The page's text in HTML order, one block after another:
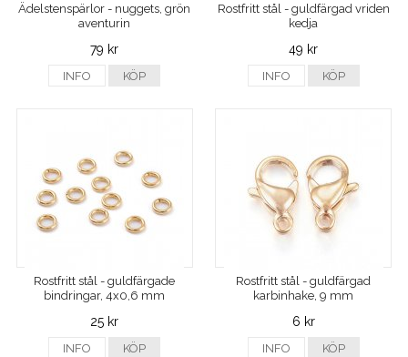
Ädelstenspärlor - nuggets, grön
aventurin
79 kr
INFO KÖP
Rostfritt stål - guldfärgad vriden
kedja
49 kr
INFO KÖP
Rostfritt stål - guldfärgade
bindringar, 4x0,6 mm
25 kr
INFO KÖP
Rostfritt stål - guldfärgad
karbinhake, 9 mm
6 kr
INFO KÖP